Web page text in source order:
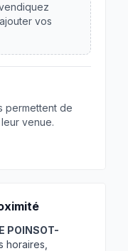
vos
permettent de
venue.
POINSOT-